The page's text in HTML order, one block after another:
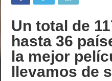
Un total de
hasta 36
la mejor
llevamos de